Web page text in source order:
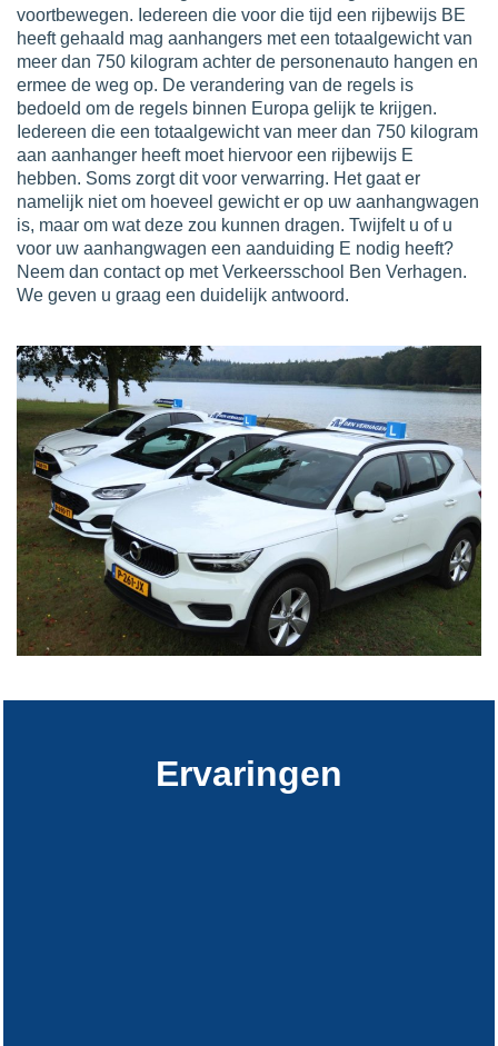
voortbewegen. Iedereen die voor die tijd een rijbewijs BE
heeft gehaald mag aanhangers met een totaalgewicht van
meer dan 750 kilogram achter de personenauto hangen en
ermee de weg op. De verandering van de regels is
bedoeld om de regels binnen Europa gelijk te krijgen.
Iedereen die een totaalgewicht van meer dan 750 kilogram
aan aanhanger heeft moet hiervoor een rijbewijs E
hebben. Soms zorgt dit voor verwarring. Het gaat er
namelijk niet om hoeveel gewicht er op uw aanhangwagen
is, maar om wat deze zou kunnen dragen. Twijfelt u of u
voor uw aanhangwagen een aanduiding E nodig heeft?
Neem dan contact op met Verkeersschool Ben Verhagen.
We geven u graag een duidelijk antwoord.
Ervaringen